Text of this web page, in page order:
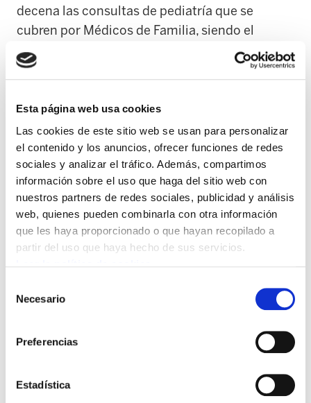
Esta página web usa cookies
Las cookies de este sitio web se usan para personalizar
el contenido y los anuncios, ofrecer funciones de redes
sociales y analizar el tráfico. Además, compartimos
información sobre el uso que haga del sitio web con
nuestros partners de redes sociales, publicidad y análisis
web, quienes pueden combinarla con otra información
que les haya proporcionado o que hayan recopilado a
partir del uso que haya hecho de sus servicios.
Necesario
Preferencias
Estadística
decena las consultas de pediatría que se
cubren por Médicos de Familia, siendo el
número total de consultas 42.
y las o los pacientes. Pero, además, la ausencia
de una gestión adecuada nos lleva de nuevo a
denunciar carencias en servicios
fundamentales.
El modelo pediátrico en la Atención Primaria
hace aguas y Osakidetza no toma ninguna
medida para remediar el problema. El año 2015
se han ofertado 18 plazas de Médicos Internos
las jubilaciones anuales superan la veintena. Es
pediatras para atender el modelo actual es
formando ni siquiera se van a cubrir las futuras
jubilaciones.